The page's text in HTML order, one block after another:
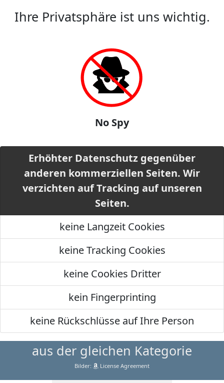
Ihre Privatsphäre ist uns wichtig.
No Spy
Erhöhter Datenschutz gegenüber
anderen kommerziellen Seiten. Wir
verzichten auf Tracking auf unseren
Seiten.
keine Langzeit Cookies
keine Tracking Cookies
keine Cookies Dritter
kein Fingerprinting
keine Rückschlüsse auf Ihre Person
aus der gleichen Kategorie
Bilder: License Agreement